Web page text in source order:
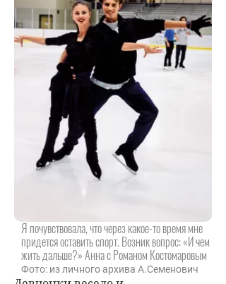
Я почувствовала, что через какое-то время мне
придется оставить спорт. Возник вопрос: «И чем
жить дальше?» Анна с Романом Костомаровым
Фото: из личного архива А.Семенович